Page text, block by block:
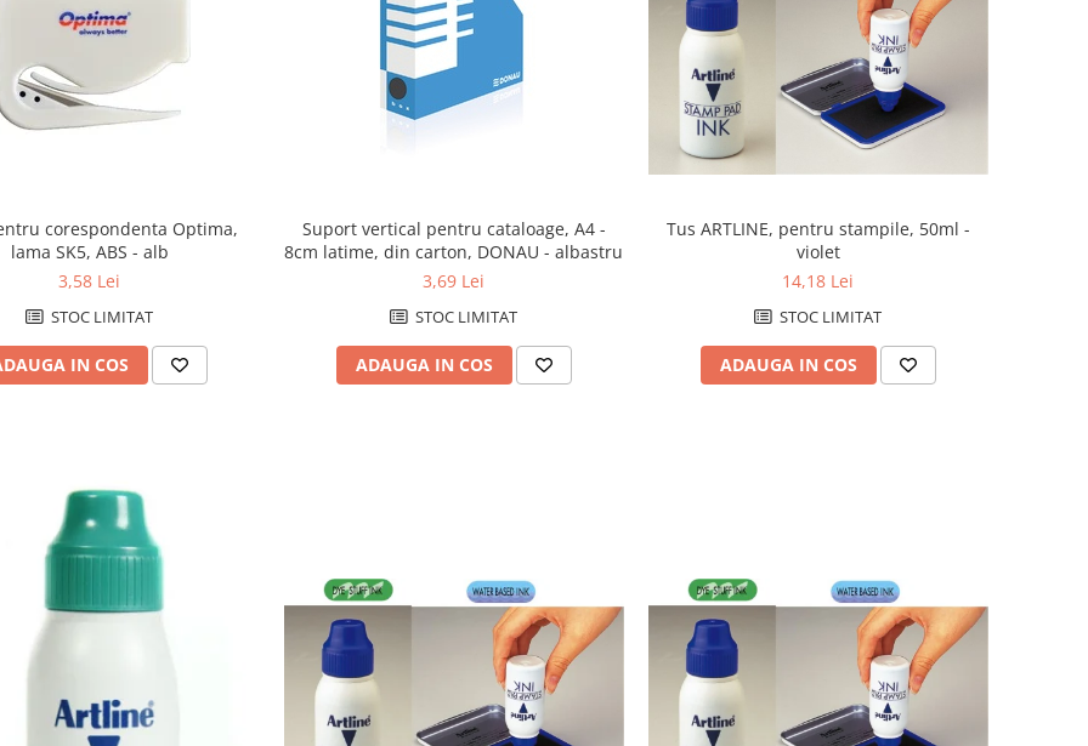
corespondenta Optima,
lama SK5, ABS - alb
3,58 Lei
STOC LIMITAT
IN COS
Suport vertical pentru cataloage, A4 -
8cm latime, din carton, DONAU - albastru
3,69 Lei
STOC LIMITAT
ADAUGA IN COS
Tus ARTLINE, pentru stampile, 50ml -
violet
14,18 Lei
STOC LIMITAT
ADAUGA IN COS